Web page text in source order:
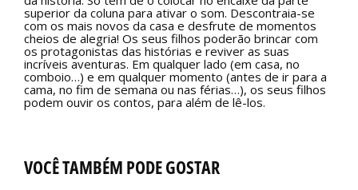
superior da coluna para ativar o som. Descontraia-se
com os mais novos da casa e desfrute de momentos
cheios de alegria! Os seus filhos poderão brincar com
os protagonistas das histórias e reviver as suas
incríveis aventuras. Em qualquer lado (em casa, no
comboio…) e em qualquer momento (antes de ir para a
cama, no fim de semana ou nas férias…), os seus filhos
podem ouvir os contos, para além de lê-los.
VOCÊ TAMBÉM PODE GOSTAR